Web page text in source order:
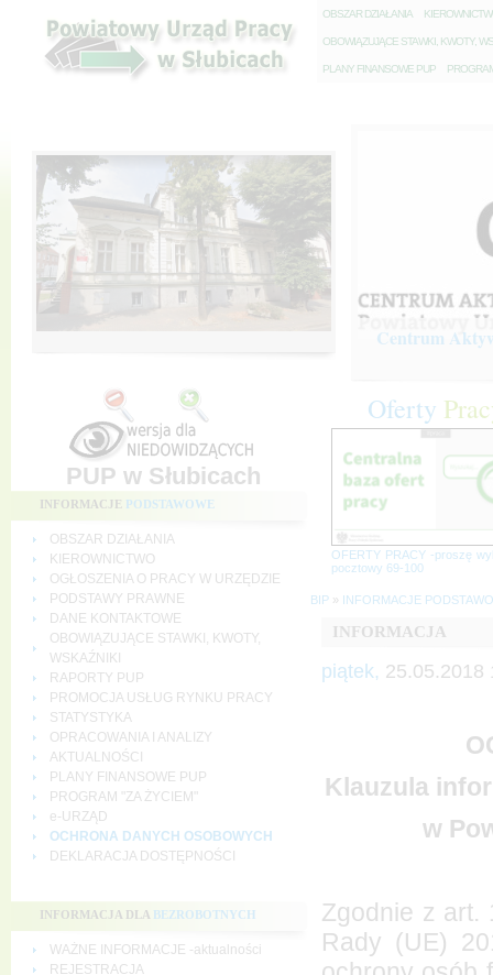
OBSZAR DZIAŁANIA K
OBOWIĄZUJĄCE STAWKI, KWOTY,
PLANY FINANSOWE PUP P
Centrum
PUP w Słubicach
INFORMACJE PODSTAWOWE
OBSZAR DZIAŁANIA
KIEROWNICTWO
OGŁOSZENIA O PRACY W URZĘDZIE
PODSTAWY PRAWNE
DANE KONTAKTOWE
OBOWIĄZUJĄCE STAWKI, KWOTY,
WSKAŹNIKI
RAPORTY PUP
PROMOCJA USŁUG RYNKU PRACY
STATYSTYKA
OPRACOWANIA I ANALIZY
AKTUALNOŚCI
PLANY FINANSOWE PUP
PROGRAM "ZA ŻYCIEM"
e-URZĄD
OCHRONA DANYCH OSOBOWYCH
DEKLARACJA DOSTĘPNOŚCI
INFORMACJA DLA BEZROBOTNYCH
WAŻNE INFORMACJE -aktualności
REJESTRACJA
Oferty
OFERTY PRACY -proszę
pocztowy 69-100
BIP » INFORMACJE
INFORMACJA
piątek, 25.05.2018
Klauzula
w
Zgodnie z art.
Rady (UE)